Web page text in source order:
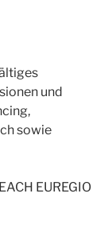
und
sowie
EUREGIO